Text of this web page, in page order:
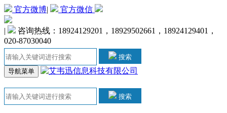
官方微博| 官方微信
|
咨询热线：18924129201，18929502661，18924129401，
020-87030040
搜索
导航菜单
搜索